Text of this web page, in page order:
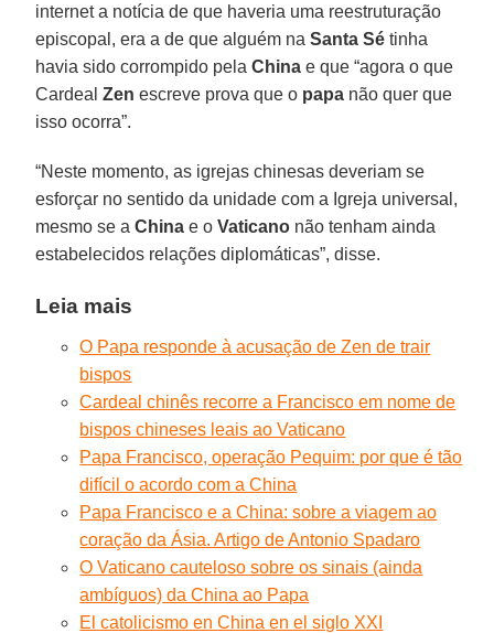
internet a notícia de que haveria uma reestruturação
episcopal, era a de que alguém naSanta Sé tinha
havia sido corrompido pelaChina e que “agora o que
CardealZen escreve prova que o papa não quer que
isso ocorra”.
“Neste momento, as igrejas chinesas deveriam se
esforçar no sentido da unidade com a Igreja universal,
mesmo se aChina e oVaticano não tenham ainda
estabelecidos relações diplomáticas”, disse.
Leia mais
O Papa responde à acusação de Zen de trair
bispos
Cardeal chinês recorre a Francisco em nome de
bispos chineses leais ao Vaticano
Papa Francisco, operação Pequim: por que é tão
difícil o acordo com a China
Papa Francisco e a China: sobre a viagem ao
coração da Ásia. Artigo de Antonio Spadaro
O Vaticano cauteloso sobre os sinais (ainda
ambíguos) da China ao Papa
El catolicismo en China en el siglo XXI